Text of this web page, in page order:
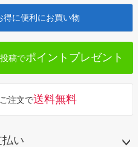
へ
得に便利にお買い物
稿でポイントプレゼント
注文で送料無料
払い